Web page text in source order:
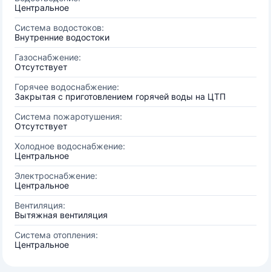
Центральное
Система водостоков:
Внутренние водостоки
Газоснабжение:
Отсутствует
Горячее водоснабжение:
Закрытая с приготовлением горячей воды на ЦТП
Система пожаротушения:
Отсутствует
Холодное водоснабжение:
Центральное
Электроснабжение:
Центральное
Вентиляция:
Вытяжная вентиляция
Система отопления:
Центральное